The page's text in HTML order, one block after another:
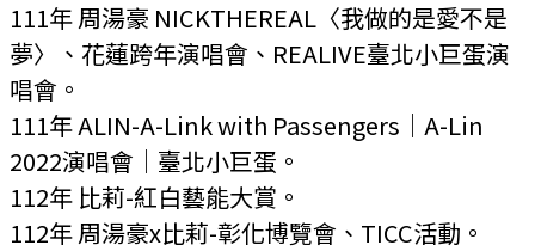
111年 周湯豪 NICKTHEREAL〈我做的是愛不是
夢〉、花蓮跨年演唱會、REALIVE臺北小巨蛋演
唱會。
111年 ALIN-A-Link with Passengers｜A-Lin
2022演唱會｜臺北小巨蛋。
112年 比莉-紅白藝能大賞。
112年 周湯豪x比莉-彰化博覽會、TICC活動。